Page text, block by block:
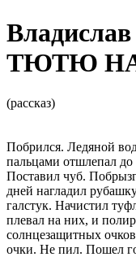
ТЮТЮ
(рассказ)
Побрился. Ледяной
пальцами отшлепал
Поставил чуб.
дней нагладил
галстук. Начистил
плевал на них, и
солнцезащитных
очки. Не пил. Пошел